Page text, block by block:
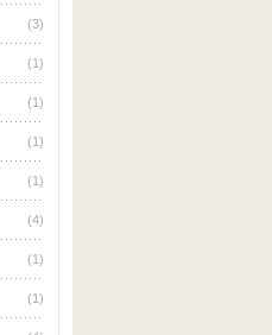
(3)
(1)
(1)
(1)
(1)
(4)
(1)
(1)